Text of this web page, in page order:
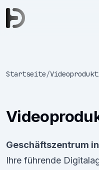
Startseite/
Geschäftszentrum
Ihre führende